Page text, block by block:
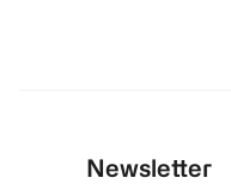
Newsletter